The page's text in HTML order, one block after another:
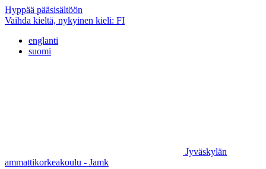
Hyppää pääsisältöön
Vaihda kieltä, nykyinen kieli: FI
englanti
suomi
Jyväskylän
ammattikorkeakoulu - Jamk